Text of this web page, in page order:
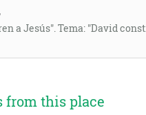
a Jesús". Tema: "David
from this place